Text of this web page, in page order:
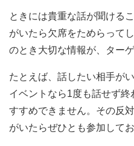
ときには貴重な話が聞ける
がいたら欠席をためらって
のとき大切な情報が、ター
たとえば、話したい相手が
イベントなら1度も話せず
すすめできません。その反
がいたらぜひとも参加して